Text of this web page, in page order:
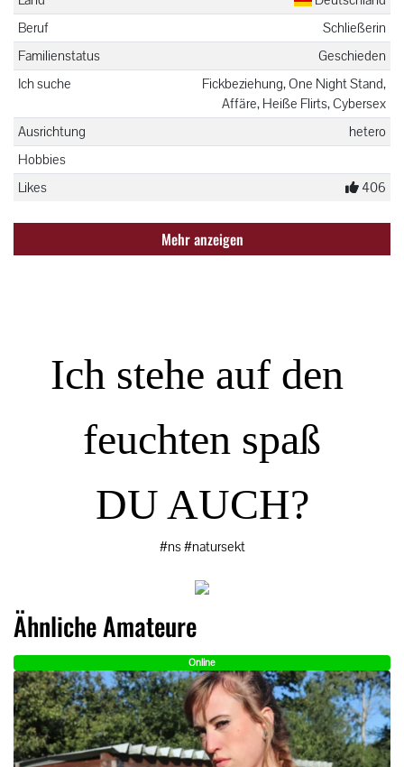
Beruf
Schließerin
Familienstatus
Geschieden
Ich suche
Fickbeziehung, One Night Stand,
Affäre, Heiße Flirts, Cybersex
Ausrichtung
hetero
Hobbies
Likes
406
Mehr anzeigen
Ich stehe auf den
feuchten spaß
DU AUCH?
#ns #natursekt
Ähnliche Amateure
Online